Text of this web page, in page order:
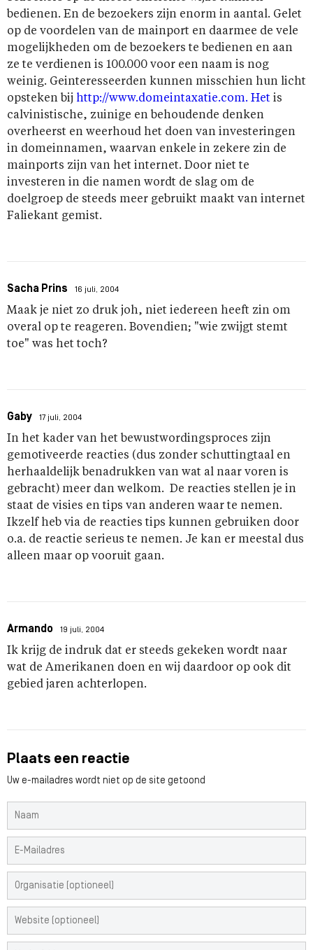
bedienen. En de bezoekers zijn enorm in aantal. Gelet
op de voordelen van de mainport en daarmee de vele
mogelijkheden om de bezoekers te bedienen en aan
ze te verdienen is 100.000 voor een naam is nog
weinig. Geinteresseerden kunnen misschien hun licht
opsteken bij http://www.domeintaxatie.com. Het is
calvinistische, zuinige en behoudende denken
overheerst en weerhoud het doen van investeringen
in domeinnamen, waarvan enkele in zekere zin de
mainports zijn van het internet. Door niet te
investeren in die namen wordt de slag om de
doelgroep de steeds meer gebruikt maakt van internet
Faliekant gemist.
Sacha Prins 16 juli, 2004
Maak je niet zo druk joh, niet iedereen heeft zin om
overal op te reageren. Bovendien; "wie zwijgt stemt
toe" was het toch?
Gaby 17 juli, 2004
In het kader van het bewustwordingsproces zijn
gemotiveerde reacties (dus zonder schuttingtaal en
herhaaldelijk benadrukken van wat al naar voren is
gebracht) meer dan welkom. De reacties stellen je in
staat de visies en tips van anderen waar te nemen.
Ikzelf heb via de reacties tips kunnen gebruiken door
o.a. de reactie serieus te nemen. Je kan er meestal dus
alleen maar op vooruit gaan.
Armando 19 juli, 2004
Ik krijg de indruk dat er steeds gekeken wordt naar
wat de Amerikanen doen en wij daardoor op ook dit
gebied jaren achterlopen.
Plaats een reactie
Uw e-mailadres wordt niet op de site getoond